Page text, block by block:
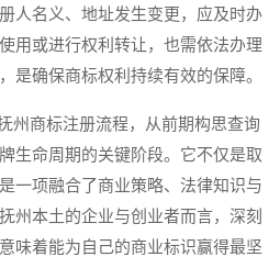
人名义、地址发生变更，应及时办
用或进行权利转让，也需依法办理
是确保商标权利持续有效的保障。
商标注册流程，从前期构思查询
生命周期的关键阶段。它不仅是取
一项融合了商业策略、法律知识与
州本土的企业与创业者而言，深刻
味着能为自己的商业标识赢得最坚